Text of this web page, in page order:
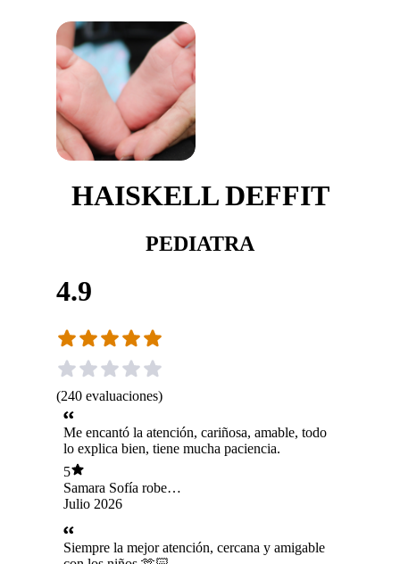
HAISKELL DEFFIT
PEDIATRA
4.9
(240 evaluaciones)
Me encantó la atención, cariñosa, amable, todo
lo explica bien, tiene mucha paciencia.
5
Samara Sofía roberts
Martínez
Julio 2026
Siempre la mejor atención, cercana y amigable